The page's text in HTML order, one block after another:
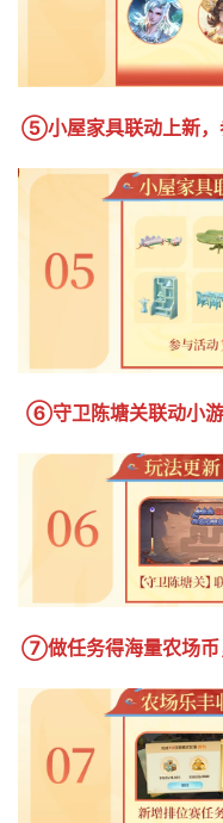
⑤小屋家具联动上新，
⑥守卫陈塘关联动小
⑦做任务得海量农场币